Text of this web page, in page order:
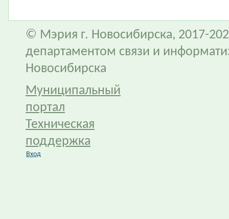
© Мэрия г. Новосибирска, 2017-
департаментом связи и
Новосибирска
Муниципальный
портал
Техническая
поддержка
Вход